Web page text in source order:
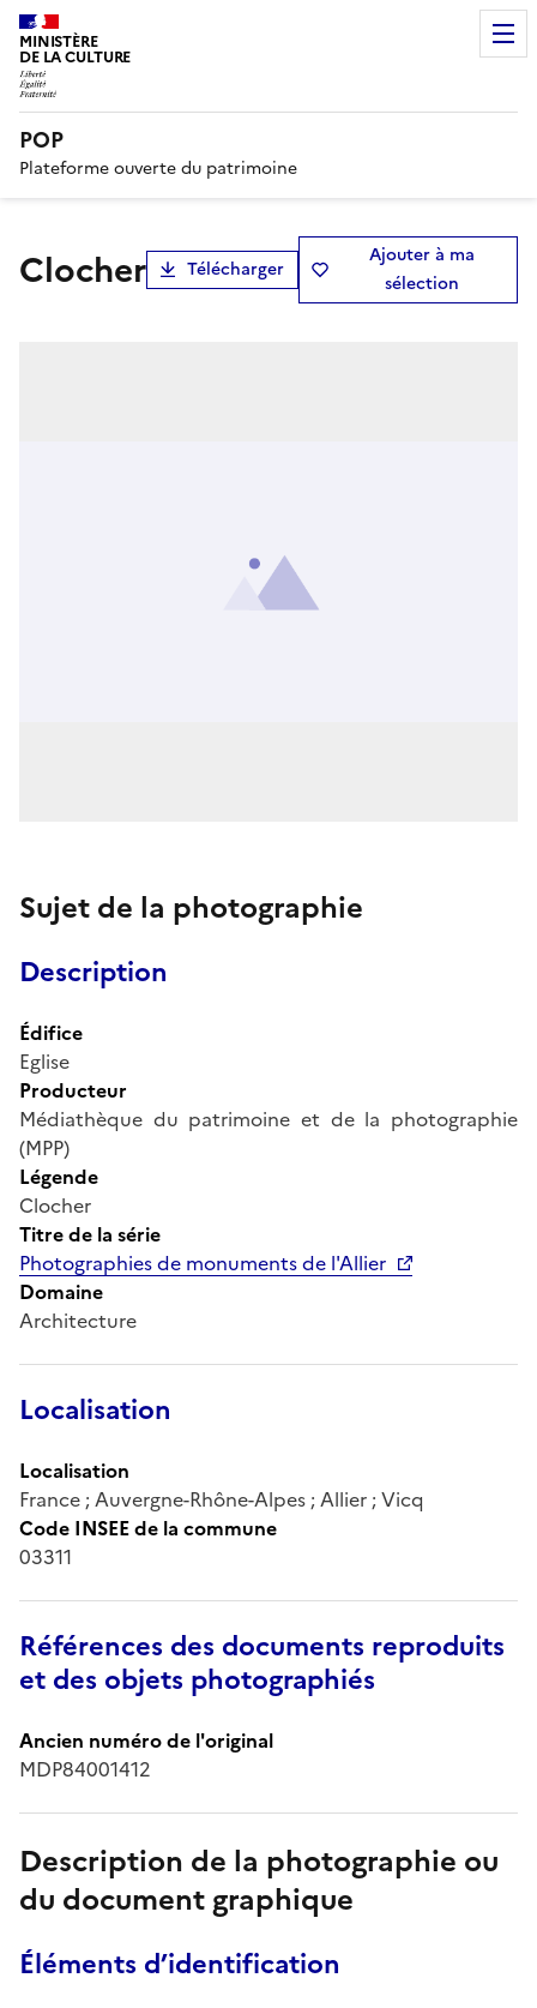
MINISTÈRE
DE LA CULTURE
POP
Plateforme ouverte du patrimoine
Clocher Télécharger
Ajouter à ma
sélection
Sujet de la photographie
Description
Édifice
Eglise
Producteur
Médiathèque du patrimoine et de la photographie
(MPP)
Légende
Clocher
Titre de la série
Photographies de monuments de l'Allier
Domaine
Architecture
Localisation
Localisation
France ; Auvergne-Rhône-Alpes ; Allier ; Vicq
Code INSEE de la commune
03311
Références des documents reproduits
et des objets photographiés
Ancien numéro de l'original
MDP84001412
Description de la photographie ou
du document graphique
Éléments d’identification